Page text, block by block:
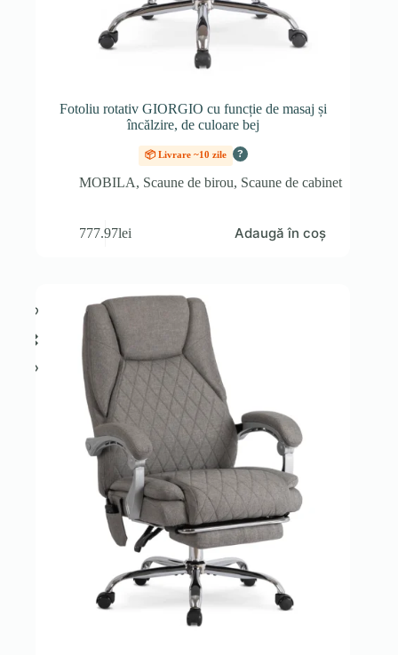
Fotoliu rotativ GIORGIO cu funcție de masaj și
încălzire, de culoare bej
📦 Livrare ~10 zile ?
MOBILA, Scaune de birou, Scaune de cabinet
777.97lei Adaugă în coș